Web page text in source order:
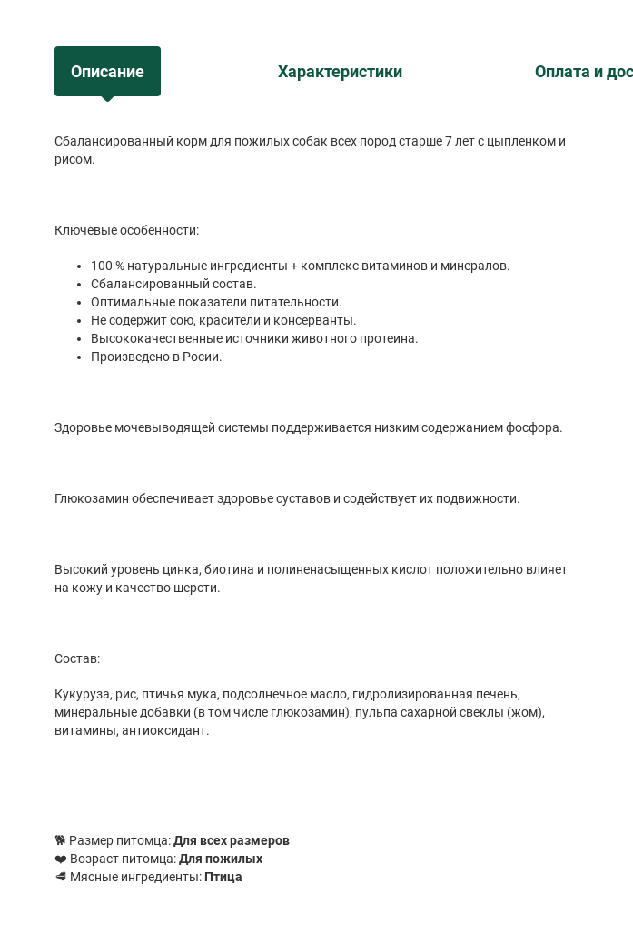
Описание Характеристики Оплата и
Сбалансированный корм для пожилых собак всех пород старше 7 лет с цыпленком и
рисом.
Ключевые особенности:
100 % натуральные ингредиенты + комплекс витаминов и минералов.
Сбалансированный состав.
Оптимальные показатели питательности.
Не содержит сою, красители и консерванты.
Высококачественные источники животного протеина.
Произведено в Росии.
Здоровье мочевыводящей системы поддерживается низким содержанием фосфора.
Глюкозамин обеспечивает здоровье суставов и содействует их подвижности.
Высокий уровень цинка, биотина и полиненасыщенных кислот положительно влияет
на кожу и качество шерсти.
Состав:
Кукуруза, рис, птичья мука, подсолнечное масло, гидролизированная печень,
минеральные добавки (в том числе глюкозамин), пульпа сахарной свеклы (жом),
витамины, антиоксидант.
🐕 Размер питомца:Для всех размеров
❤️ Возраст питомца:Для пожилых
🥩 Мясные ингредиенты: Птица